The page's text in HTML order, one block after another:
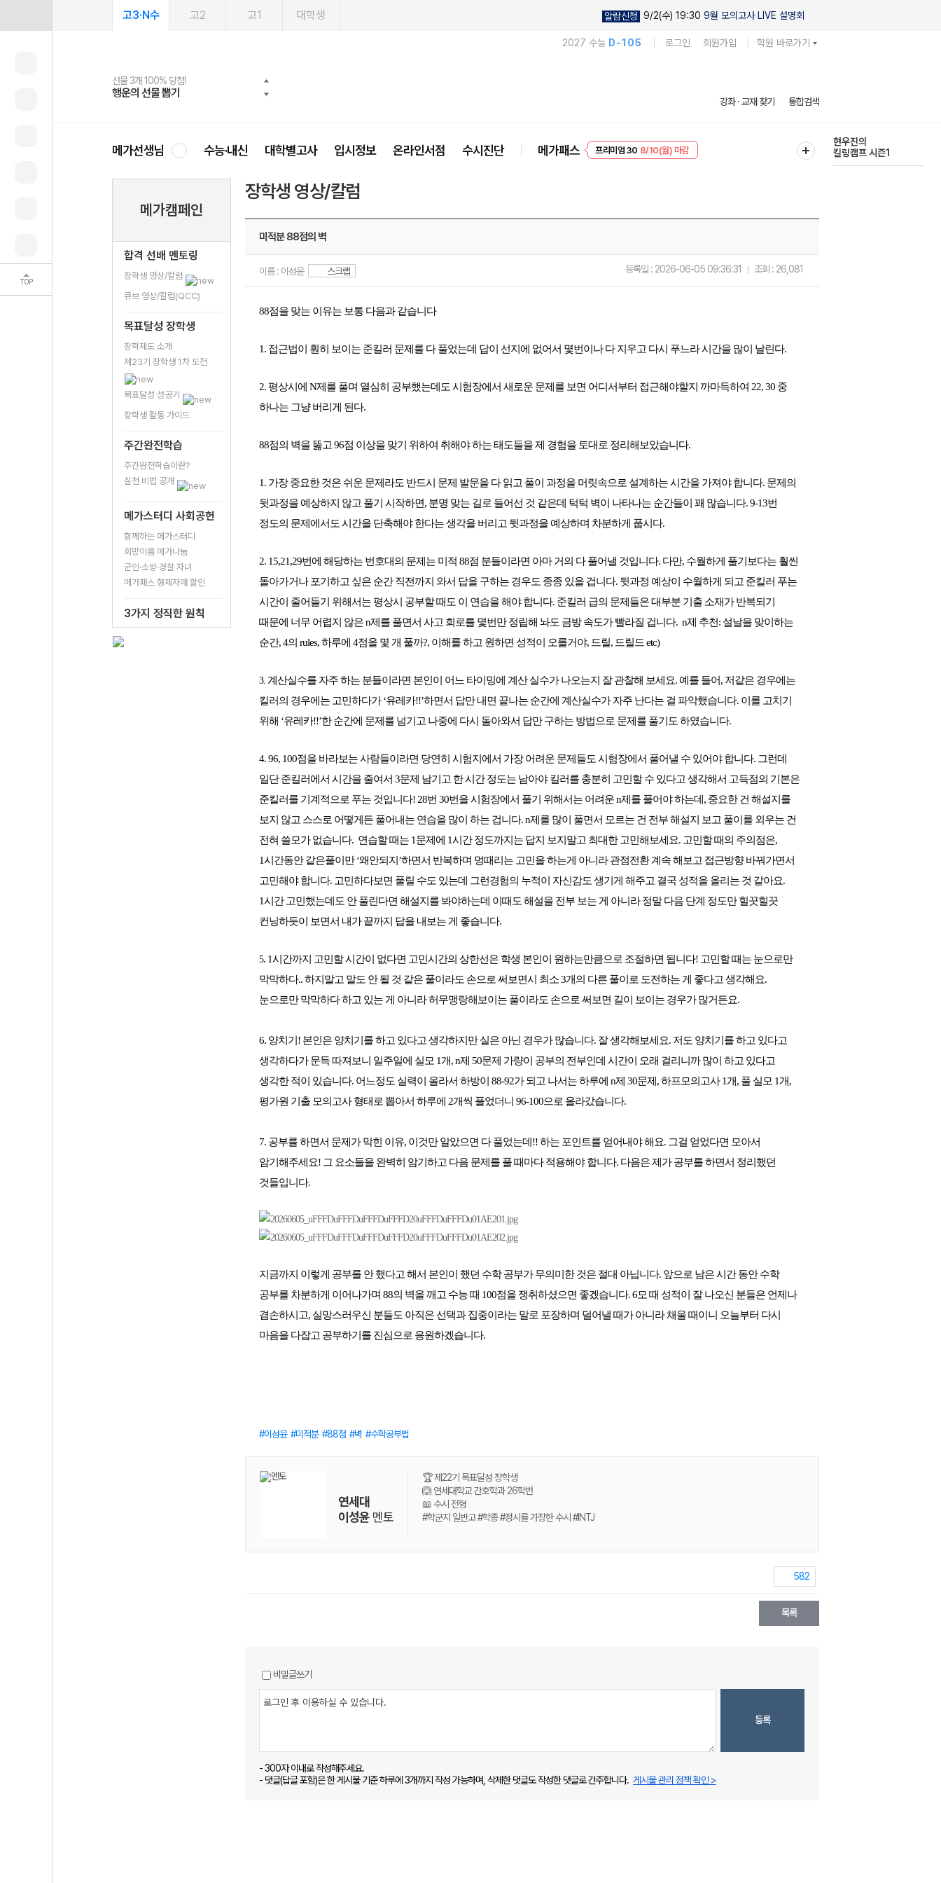
TOP
고3·N수 고2 고1 대학생 알람신청 9/2(수) 19:30 9월 모의고사 LIVE 설명회
2027 수능 D-105 로그인 회원가입 학원 바로가기
선물 3개 100% 당첨!
행운의 선물 뽑기
선물 100% 증정!
메가스터디 X 올리브
여름방학 스터디 캐시백
메가런 썸머스쿨
2027 러셀 단과
강사 공개선발
스마트러닝앱
설문 EVENT
메가패스
3일 무료 체험권
메가패스 수강생 무료혜택!
메가클럽 멤버십
사회공헌 캠페인
희망이룸 메가나눔
강좌 · 교재 찾기 통합검색
메가선생님 수능·내신 대학별고사 입시정보 온라인서점 수시진단 메가패스
프리미엄 30 8/10(월) 마감
현우진의
킬링캠프 시즌1
메가캠페인
합격 선배 멘토링
장학생 영상/칼럼
큐브 영상/칼럼(QCC)
목표달성 장학생
장학제도 소개
제23기 장학생 1차 도전
목표달성 성공기
장학생 활동 가이드
주간완전학습
주간완전학습이란?
실천 비법 공개
메가스터디 사회공헌
함께하는 메가스터디
희망이룸 메가나눔
군인·소방·경찰 자녀
메가패스 형제자매 할인
3가지 정직한 원칙
장학생 영상/칼럼
미적분 88점의 벽
이름 : 이성윤 스크랩 등록일 : 2026-06-05 09:36:31 조회 : 26,081
88점을 맞는 이유는 보통 다음과 같습니다
1. 접근법이 훤히 보이는 준킬러 문제를 다 풀었는데 답이 선지에 없어서 몇번이나 다 지우고 다시 푸느라 시간을 많이 날린다.
2. 평상시에 N제를 풀며 열심히 공부했는데도 시험장에서 새로운 문제를 보면 어디서부터 접근해야할지 까마득하여 22, 30 중
하나는 그냥 버리게 된다.
88점의 벽을 뚫고 96점 이상을 맞기 위하여 취해야 하는 태도들을 제 경험을 토대로 정리해보았습니다.
1. 가장 중요한 것은 쉬운 문제라도 반드시 문제 발문을 다 읽고 풀이 과정을 머릿속으로 설계하는 시간을 가져야 합니다. 문제의
뒷과정을 예상하지 않고 풀기 시작하면, 분명 맞는 길로 들어선 것 같은데 턱턱 벽이 나타나는 순간들이 꽤 많습니다. 9-13번
정도의 문제에서도 시간을 단축해야 한다는 생각을 버리고 뒷과정을 예상하며 차분하게 풉시다.
2. 15,21,29번에 해당하는 번호대의 문제는 미적 88점 분들이라면 아마 거의 다 풀어낼 것입니다. 다만, 수월하게 풀기보다는 훨씬
돌아가거나 포기하고 싶은 순간 직전까지 와서 답을 구하는 경우도 종종 있을 겁니다. 뒷과정 예상이 수월하게 되고 준킬러 푸는
시간이 줄어들기 위해서는 평상시 공부할 때도 이 연습을 해야 합니다. 준킬러 급의 문제들은 대부분 기출 소재가 반복되기
때문에 너무 어렵지 않은 n제를 풀면서 사고 회로를 몇번만 정립해 놔도 금방 속도가 빨라질 겁니다.  n제 추천: 설날을 맞이하는
순간, 4의 rules, 하루에 4점을 몇 개 풀까?, 이해를 하고 원하면 성적이 오를거야, 드릴, 드릴드 etc)
3. 계산실수를 자주 하는 분들이라면 본인이 어느 타이밍에 계산 실수가 나오는지 잘 관찰해 보세요. 예를 들어, 저같은 경우에는
킬러의 경우에는 고민하다가 ‘유레카!!’하면서 답만 내면 끝나는 순간에 계산실수가 자주 난다는 걸 파악했습니다. 이를 고치기
위해 ‘유레카!!’한 순간에 문제를 넘기고 나중에 다시 돌아와서 답만 구하는 방법으로 문제를 풀기도 하였습니다.
4. 96, 100점을 바라보는 사람들이라면 당연히 시험지에서 가장 어려운 문제들도 시험장에서 풀어낼 수 있어야 합니다. 그런데
일단 준킬러에서 시간을 줄여서 3문제 남기고 한 시간 정도는 남아야 킬러를 충분히 고민할 수 있다고 생각해서 고득점의 기본은
준킬러를 기계적으로 푸는 것입니다! 28번 30번을 시험장에서 풀기 위해서는 어려운 n제를 풀어야 하는데, 중요한 건 해설지를
보지 않고 스스로 어떻게든 풀어내는 연습을 많이 하는 겁니다. n제를 많이 풀면서 모르는 건 전부 해설지 보고 풀이를 외우는 건
전혀 쓸모가 없습니다. 연습할 때는 1문제에 1시간 정도까지는 답지 보지말고 최대한 고민해보세요. 고민할 때의 주의점은,
1시간동안 같은풀이만 ‘왜안되지’하면서 반복하며 멍때리는 고민을 하는게 아니라 관점전환 계속 해보고 접근방향 바꿔가면서
고민해야 합니다. 고민하다보면 풀릴 수도 있는데 그런경험의 누적이 자신감도 생기게 해주고 결국 성적을 올리는 것 같아요.
1시간 고민했는데도 안 풀린다면 해설지를 봐야하는데 이때도 해설을 전부 보는 게 아니라 정말 다음 단계 정도만 힐끗힐끗
컨닝하듯이 보면서 내가 끝까지 답을 내보는 게 좋습니다.
5. 1시간까지 고민할 시간이 없다면 고민시간의 상한선은 학생 본인이 원하는만큼으로 조절하면 됩니다! 고민할 때는 눈으로만
막막하다.. 하지말고 말도 안 될 것 같은 풀이라도 손으로 써보면시 최소 3개의 다른 풀이로 도전하는 게 좋다고 생각해요.
눈으로만 막막하다 하고 있는 게 아니라 허무맹랑해보이는 풀이라도 손으로 써보면 길이 보이는 경우가 많거든요.
6. 양치기! 본인은 양치기를 하고 있다고 생각하지만 실은 아닌 경우가 많습니다. 잘 생각해보세요. 저도 양치기를 하고 있다고
생각하다가 문득 따져보니 일주일에 실모 1개, n제 50문제 가량이 공부의 전부인데 시간이 오래 걸리니까 많이 하고 있다고
생각한 적이 있습니다. 어느정도 실력이 올라서 하방이 88-92가 되고 나서는 하루에 n제 30문제, 하프모의고사 1개, 풀 실모 1개,
평가원 기출 모의고사 형태로 뽑아서 하루에 2개씩 풀었더니 96-100으로 올라갔습니다.
7. 공부를 하면서 문제가 막힌 이유, 이것만 알았으면 다 풀었는데!! 하는 포인트를 얻어내야 해요. 그걸 얻었다면 모아서
암기해주세요! 그 요소들을 완벽히 암기하고 다음 문제를 풀 때마다 적용해야 합니다. 다음은 제가 공부를 하면서 정리했던
것들입니다.
지금까지 이렇게 공부를 안 했다고 해서 본인이 했던 수학 공부가 무의미한 것은 절대 아닙니다. 앞으로 남은 시간 동안 수학
공부를 차분하게 이어나가며 88의 벽을 깨고 수능 때 100점을 쟁취하셨으면 좋겠습니다. 6모 때 성적이 잘 나오신 분들은 언제나
겸손하시고, 실망스러우신 분들도 아직은 선택과 집중이라는 말로 포장하며 덜어낼 때가 아니라 채울 때이니 오늘부터 다시
마음을 다잡고 공부하기를 진심으로 응원하겠습니다.
이성윤 미적분 88점 벽 수학공부법
연세대
이성윤 멘토
🏆 제22기 목표달성 장학생
🙆 연세대학교 간호학과 26학번
📖 수시 전형
#학군지 일반고 #학종 #정시를 가장한 수시 #INTJ
582
목록
비밀글쓰기
등록
- 300자 이내로 작성해주세요.
- 댓글(답글 포함)은 한 게시물 기준 하루에 3개까지 작성 가능하며, 삭제한 댓글도 작성한 댓글로 간주합니다. 게시물 관리 정책 확인 >